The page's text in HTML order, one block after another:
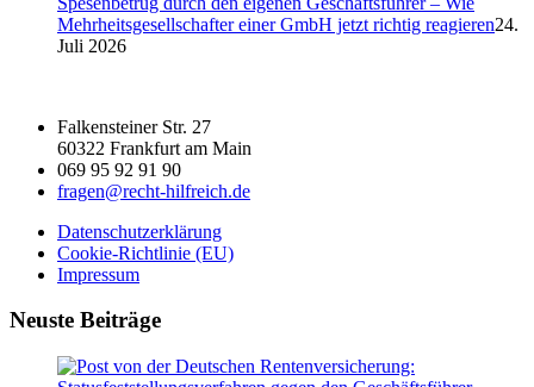
Mehrheitsgesellschafter einer GmbH jetzt richtig reagieren24.
Juli 2026
Falkensteiner Str. 27
60322 Frankfurt am Main
069 95 92 91 90
fragen@recht-hilfreich.de
Datenschutzerklärung
Cookie-Richtlinie (EU)
Impressum
Neuste Beiträge